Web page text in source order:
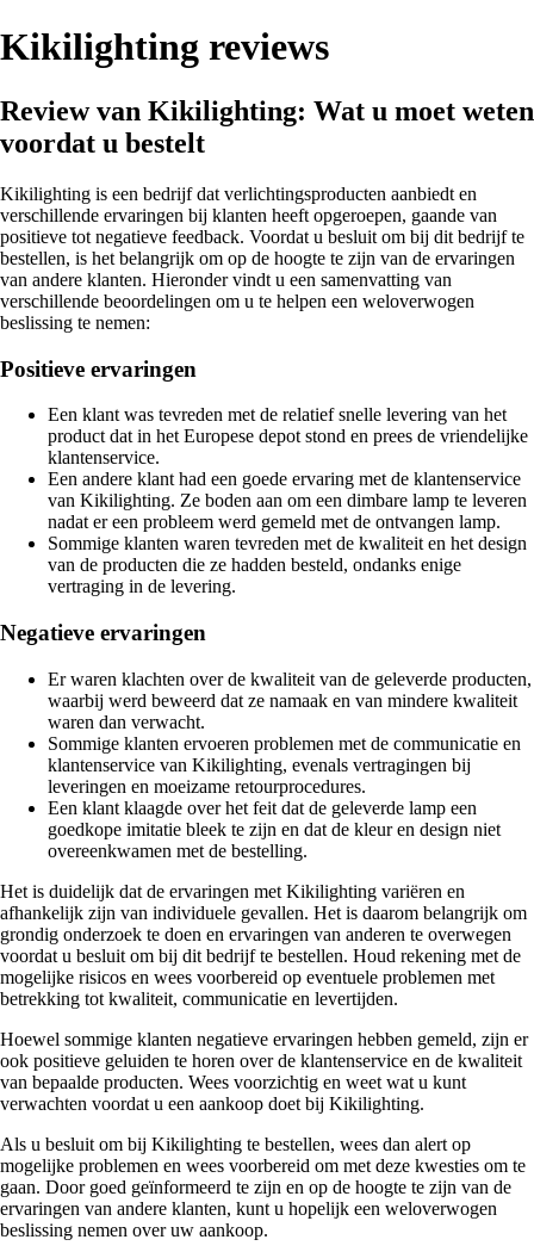
Kikilighting reviews
Review van Kikilighting: Wat u moet weten
voordat u bestelt
Kikilighting is een bedrijf dat verlichtingsproducten aanbiedt en
verschillende ervaringen bij klanten heeft opgeroepen, gaande van
positieve tot negatieve feedback. Voordat u besluit om bij dit bedrijf te
bestellen, is het belangrijk om op de hoogte te zijn van de ervaringen
van andere klanten. Hieronder vindt u een samenvatting van
verschillende beoordelingen om u te helpen een weloverwogen
beslissing te nemen:
Positieve ervaringen
Een klant was tevreden met de relatief snelle levering van het
product dat in het Europese depot stond en prees de vriendelijke
klantenservice.
Een andere klant had een goede ervaring met de klantenservice
van Kikilighting. Ze boden aan om een dimbare lamp te leveren
nadat er een probleem werd gemeld met de ontvangen lamp.
Sommige klanten waren tevreden met de kwaliteit en het design
van de producten die ze hadden besteld, ondanks enige
vertraging in de levering.
Negatieve ervaringen
Er waren klachten over de kwaliteit van de geleverde producten,
waarbij werd beweerd dat ze namaak en van mindere kwaliteit
waren dan verwacht.
Sommige klanten ervoeren problemen met de communicatie en
klantenservice van Kikilighting, evenals vertragingen bij
leveringen en moeizame retourprocedures.
Een klant klaagde over het feit dat de geleverde lamp een
goedkope imitatie bleek te zijn en dat de kleur en design niet
overeenkwamen met de bestelling.
Het is duidelijk dat de ervaringen met Kikilighting variëren en
afhankelijk zijn van individuele gevallen. Het is daarom belangrijk om
grondig onderzoek te doen en ervaringen van anderen te overwegen
voordat u besluit om bij dit bedrijf te bestellen. Houd rekening met de
mogelijke risicos en wees voorbereid op eventuele problemen met
betrekking tot kwaliteit, communicatie en levertijden.
Hoewel sommige klanten negatieve ervaringen hebben gemeld, zijn er
ook positieve geluiden te horen over de klantenservice en de kwaliteit
van bepaalde producten. Wees voorzichtig en weet wat u kunt
verwachten voordat u een aankoop doet bij Kikilighting.
Als u besluit om bij Kikilighting te bestellen, wees dan alert op
mogelijke problemen en wees voorbereid om met deze kwesties om te
gaan. Door goed geïnformeerd te zijn en op de hoogte te zijn van de
ervaringen van andere klanten, kunt u hopelijk een weloverwogen
beslissing nemen over uw aankoop.